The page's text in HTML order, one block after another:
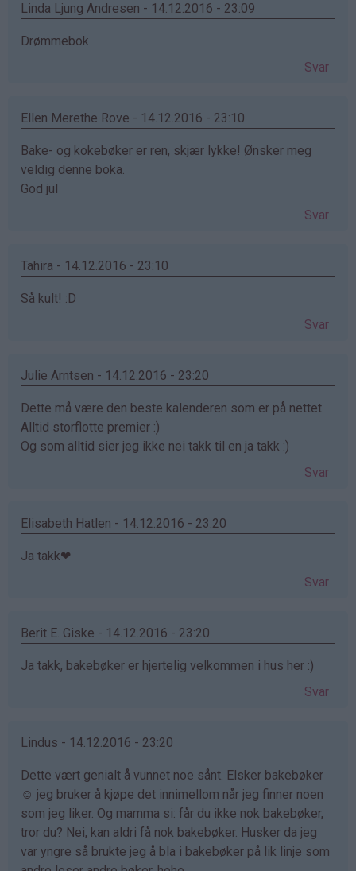
Linda Ljung Andresen - 14.12.2016 - 23:09
Drømmebok
Svar
Ellen Merethe Rove - 14.12.2016 - 23:10
Bake- og kokebøker er ren, skjær lykke! Ønsker meg
veldig denne boka.
God jul
Svar
Tahira - 14.12.2016 - 23:10
Så kult! :D
Svar
Julie Arntsen - 14.12.2016 - 23:20
Dette må være den beste kalenderen som er på nettet.
Alltid storflotte premier :)
Og som alltid sier jeg ikke nei takk til en ja takk :)
Svar
Elisabeth Hatlen - 14.12.2016 - 23:20
Ja takk❤
Svar
Berit E. Giske - 14.12.2016 - 23:20
Ja takk, bakebøker er hjertelig velkommen i hus her :)
Svar
Lindus - 14.12.2016 - 23:20
Dette vært genialt å vunnet noe sånt. Elsker bakebøker
☺ jeg bruker å kjøpe det innimellom når jeg finner noen
som jeg liker. Og mamma si: får du ikke nok bakebøker,
tror du? Nei, kan aldri få nok bakebøker. Husker da jeg
var yngre så brukte jeg å bla i bakebøker på lik linje som